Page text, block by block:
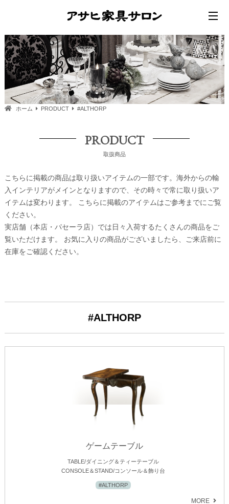
ホーム PRODUCT #ALTHORP
PRODUCT
取扱商品
こちらに掲載の商品は取り扱いアイテムの一部です。海外からの輸
入インテリアがメインとなりますので、その時々で常に取り扱いア
イテムは変わります。 こちらに掲載のアイテムはご参考までにご覧
ください。
実店舗（本店・パセーラ店）では日々入荷するたくさんの商品をご
覧いただけます。 お気に入りの商品がございましたら、ご来店前に
在庫をご確認ください。
#ALTHORP
ゲームテーブル
TABLE/ダイニング＆ティーテーブル
CONSOLE＆STAND/コンソール＆飾り台
#ALTHORP
MORE